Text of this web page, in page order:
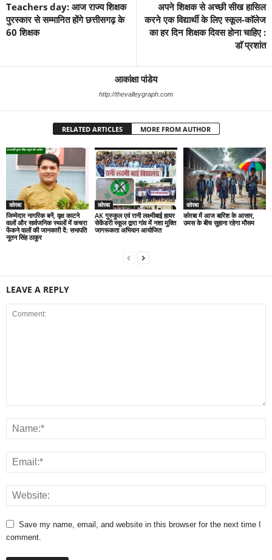
Teachers day: आज राज्य शिक्षक
पुरस्कार से सम्मानित होंगे छत्तीसगढ़ के
60 शिक्षक
अपने शिक्षक से अच्छी सीख हासिल
करने एक विद्यार्थी के लिए स्कूल-काॅलेज
का हर दिन शिक्षक दिवस होना चाहिए :
डाॅ प्रशांत
आकांक्षा पांडेय
http://thevalleygraph.com
RELATED ARTICLES MORE FROM AUTHOR
कोरबा
जिम्मेदार नागरिक बनें, वृक्ष काटने
वालों और सार्वजनिक स्थलों में कचरा
फेंकने वालों की जानकारी दें: सभापति
नूतन सिंह ठाकुर
कोरबा
AK गुरुकुल एवं रानी लक्ष्मीबाई हायर
सेकेंडरी स्कूल द्वारा गांव में नशा मुक्ति
जागरूकता अभियान आयोजित
कोरबा
कोरबा में आज बारिश के आसार,
उमस के बीच सुहाना रहेगा मौसम
LEAVE A REPLY
Save my name, email, and website in this browser for the next time I
comment.